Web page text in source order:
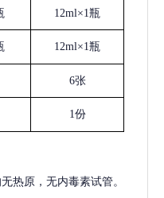
12ml×1瓶
12ml×1瓶
6张
1份
热原，无内毒素试管。